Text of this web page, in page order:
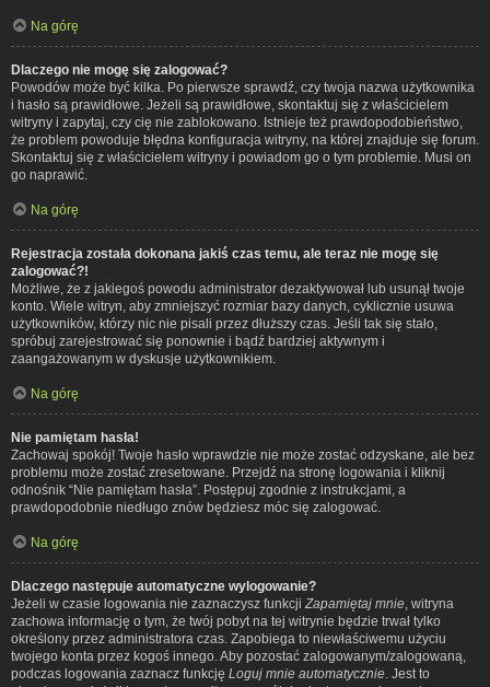
Na górę
Dlaczego nie mogę się zalogować?
Powodów może być kilka. Po pierwsze sprawdź, czy twoja nazwa użytkownika
i hasło są prawidłowe. Jeżeli są prawidłowe, skontaktuj się z właścicielem
witryny i zapytaj, czy cię nie zablokowano. Istnieje też prawdopodobieństwo,
że problem powoduje błędna konfiguracja witryny, na której znajduje się forum.
Skontaktuj się z właścicielem witryny i powiadom go o tym problemie. Musi on
go naprawić.
Na górę
Rejestracja została dokonana jakiś czas temu, ale teraz nie mogę się
zalogować?!
Możliwe, że z jakiegoś powodu administrator dezaktywował lub usunął twoje
konto. Wiele witryn, aby zmniejszyć rozmiar bazy danych, cyklicznie usuwa
użytkowników, którzy nic nie pisali przez dłuższy czas. Jeśli tak się stało,
spróbuj zarejestrować się ponownie i bądź bardziej aktywnym i
zaangażowanym w dyskusje użytkownikiem.
Na górę
Nie pamiętam hasła!
Zachowaj spokój! Twoje hasło wprawdzie nie może zostać odzyskane, ale bez
problemu może zostać zresetowane. Przejdź na stronę logowania i kliknij
odnośnik “Nie pamiętam hasła”. Postępuj zgodnie z instrukcjami, a
prawdopodobnie niedługo znów będziesz móc się zalogować.
Na górę
Dlaczego następuje automatyczne wylogowanie?
Jeżeli w czasie logowania nie zaznaczysz funkcji Zapamiętaj mnie , witryna
zachowa informację o tym, że twój pobyt na tej witrynie będzie trwał tylko
określony przez administratora czas. Zapobiega to niewłaściwemu użyciu
twojego konta przez kogoś innego. Aby pozostać zalogowanym/zalogowaną,
podczas logowania zaznacz funkcję Loguj mnie automatycznie . Jest to